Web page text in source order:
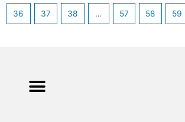
36 37 38 … 57 58 59
Menu